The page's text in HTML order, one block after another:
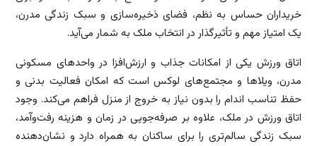
خریداران حساس به نظم، فضای ذخیره‌سازی و سبک زندگی مدرن،
یک امتیاز مهم و تأثیرگذار در انتخاب ملک به شمار می‌آید.
اتاق ورزش یکی از امکانات جذاب و ارزش‌افزا در واحدهای مسکونی
مدرن، ویلاها و مجتمع‌های لوکس است که امکان فعالیت بدنی و
حفظ تناسب اندام را بدون نیاز به خروج از منزل فراهم می‌کند. وجود
اتاق ورزش در ملک، علاوه بر صرفه‌جویی در زمان و هزینه رفت‌وآمد،
سبک زندگی سالم‌تری را برای ساکنان به همراه دارد و نشان‌دهنده